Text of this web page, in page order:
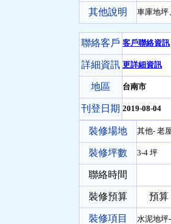
其他說明 車庫地坪
聯絡客戶 客戶聯絡資訊
詳細資訊 更詳細資訊
地區 台南市
刊登日期 2019-08-04
裝修場地 其他- 老
裝修坪數 3-4 坪
聯絡時間
裝修預算 預算
裝修項目 水泥地